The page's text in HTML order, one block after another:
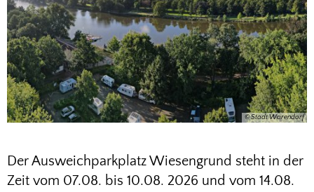
© Stadt Warendorf
Der Ausweichparkplatz Wiesengrund steht in der
Zeit vom 07.08. bis 10.08. 2026 und vom 14.08.